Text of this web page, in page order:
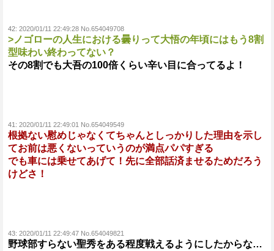
42: 2020/01/11 22:49:28 No.654049708
>ノゴローの人生における曇りって大悟の年頃にはもう8割
型味わい終わってない？
その8割でも大吾の100倍くらい辛い目に合ってるよ！
41: 2020/01/11 22:49:01 No.654049549
根拠ない慰めじゃなくてちゃんとしっかりした理由を示し
てお前は悪くないっていうのが満点パパすぎる
でも車には乗せてあげて！先に全部話済ませるためだろう
けどさ！
43: 2020/01/11 22:49:47 No.654049821
野球部すらない聖秀をある程度戦えるようにしたからな…